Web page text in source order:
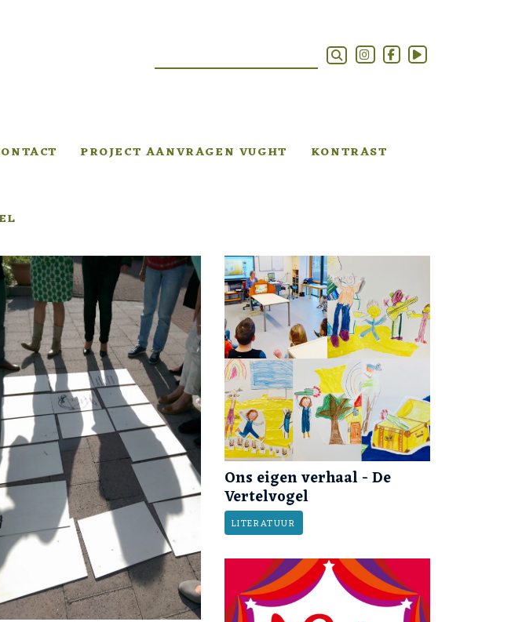
PROJECT AANVRAGEN VUGHT KONTRAST
Ons eigen verhaal - De
Vertelvogel
LITERATUUR